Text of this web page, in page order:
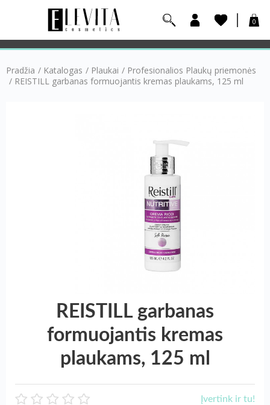
0
Pradžia / Katalogas / Plaukai / Profesionalios Plaukų priemonės
/ REISTILL garbanas formuojantis kremas plaukams, 125 ml
REISTILL garbanas
formuojantis kremas
plaukams, 125 ml
Įvertink ir tu!